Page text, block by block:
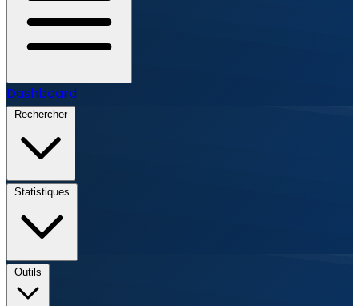
Dashboard
Rechercher
Statistiques
Outils